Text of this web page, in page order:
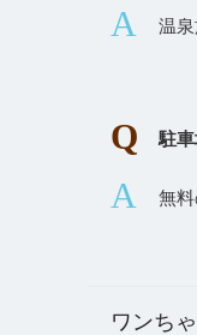
温
駐
無料
ワンち